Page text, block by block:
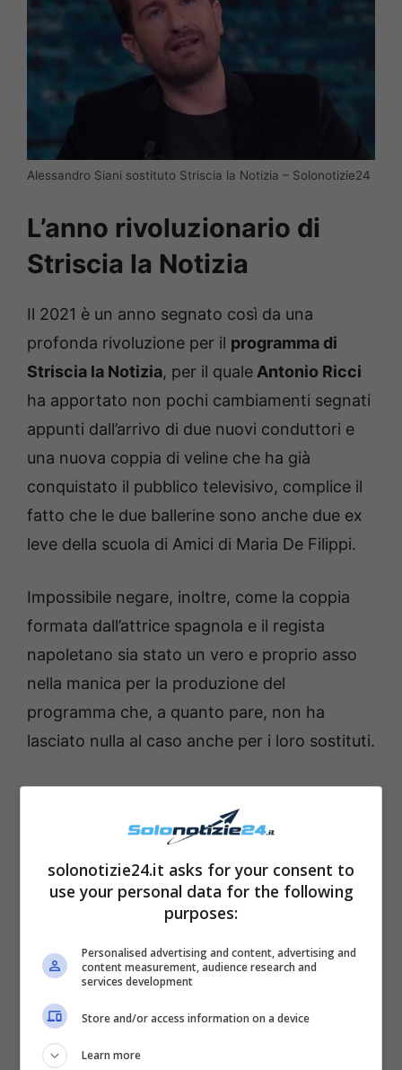
Alessandro Siani sostituto Striscia la Notizia – Solonotizie24
L’anno rivoluzionario di
Striscia la Notizia
Il 2021 è un anno segnato così da una
profonda rivoluzione per il programma di
Striscia la Notizia, per il quale Antonio Ricci
ha apportato non pochi cambiamenti segnati
appunti dall’arrivo di due nuovi conduttori e
una nuova coppia di veline che ha già
conquistato il pubblico televisivo, complice il
fatto che le due ballerine sono anche due ex
leve della scuola di Amici di Maria De Filippi.
Impossibile negare, inoltre, come la coppia
formata dall’attrice spagnola e il regista
napoletano sia stato un vero e proprio asso
nella manica per la produzione del
programma che, a quanto pare, non ha
lasciato nulla al caso anche per i loro sostituti.
solonotizie24.it asks for your consent to
use your personal data for the following
purposes:
Personalised advertising and content, advertising and
content measurement, audience research and
services development
Store and/or access information on a device
Learn more